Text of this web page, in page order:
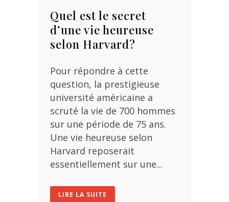
Quel est le secret
d’une vie heureuse
selon Harvard?
Pour répondre à cette
question, la prestigieuse
université américaine a
scruté la vie de 700 hommes
sur une période de 75 ans.
Une vie heureuse selon
Harvard reposerait
essentiellement sur une...
LIRE LA SUITE